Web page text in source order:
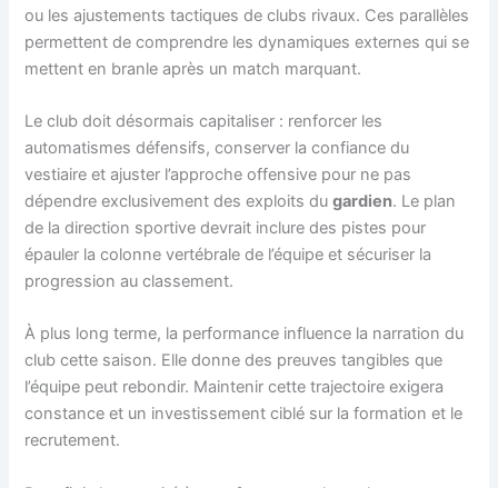
ou les ajustements tactiques de clubs rivaux. Ces parallèles
permettent de comprendre les dynamiques externes qui se
mettent en branle après un match marquant.
Le club doit désormais capitaliser : renforcer les
automatismes défensifs, conserver la confiance du
vestiaire et ajuster l’approche offensive pour ne pas
dépendre exclusivement des exploits dugardien. Le plan
de la direction sportive devrait inclure des pistes pour
épauler la colonne vertébrale de l’équipe et sécuriser la
progression au classement.
À plus long terme, la performance influence la narration du
club cette saison. Elle donne des preuves tangibles que
l’équipe peut rebondir. Maintenir cette trajectoire exigera
constance et un investissement ciblé sur la formation et le
recrutement.